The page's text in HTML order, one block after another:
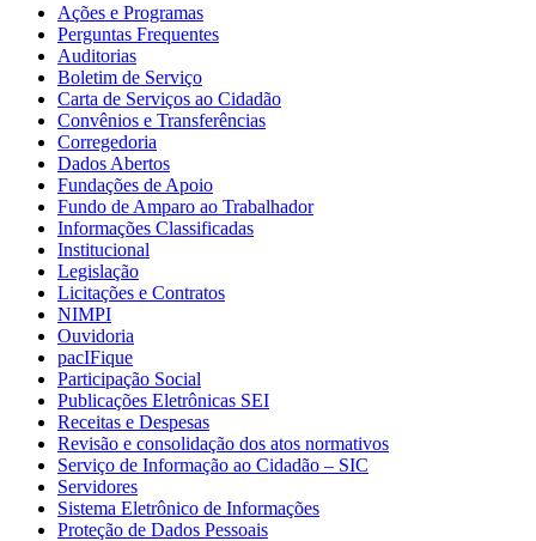
Ações e Programas
Perguntas Frequentes
Auditorias
Boletim de Serviço
Carta de Serviços ao Cidadão
Convênios e Transferências
Corregedoria
Dados Abertos
Fundações de Apoio
Fundo de Amparo ao Trabalhador
Informações Classificadas
Institucional
Legislação
Licitações e Contratos
NIMPI
Ouvidoria
pacIFique
Participação Social
Publicações Eletrônicas SEI
Receitas e Despesas
Revisão e consolidação dos atos normativos
Serviço de Informação ao Cidadão – SIC
Servidores
Sistema Eletrônico de Informações
Proteção de Dados Pessoais